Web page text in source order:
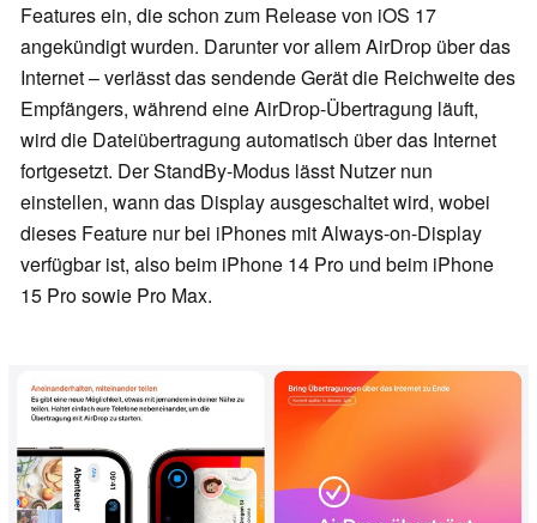
Features ein, die schon zum Release von iOS 17
angekündigt wurden. Darunter vor allem AirDrop über das
Internet – verlässt das sendende Gerät die Reichweite des
Empfängers, während eine AirDrop-Übertragung läuft,
wird die Dateiübertragung automatisch über das Internet
fortgesetzt. Der StandBy-Modus lässt Nutzer nun
einstellen, wann das Display ausgeschaltet wird, wobei
dieses Feature nur bei iPhones mit Always-on-Display
verfügbar ist, also beim iPhone 14 Pro und beim iPhone
15 Pro sowie Pro Max.